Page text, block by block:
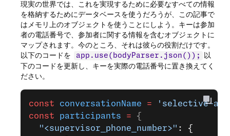
現実の世界では、これを実現するために必要なすべての情報
を格納するためにデータベースを使うだろうが、この記事で
はメモリ上のオブジェクトを使うことにしよう。キーは参加
者の電話番号で、参加者に関する情報を含むオブジェクトに
マップされます。今のところ、それは彼らの役割だけです。
以下のコードを
app.use(bodyParser.json());
以
下のコードを更新し、キーを実際の電話番号に置き換えてく
ださい。
const conversationName = 'selective-
const participants = {
  "<supervisor_phone_number>"
: {